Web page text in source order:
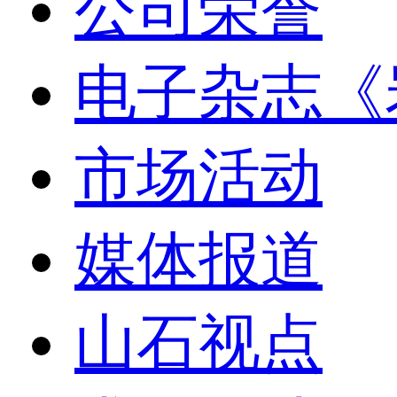
电子杂志
市场活动
媒体报道
山石视点